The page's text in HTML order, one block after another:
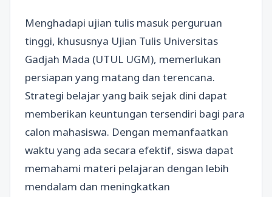
Menghadapi ujian tulis masuk perguruan
tinggi, khususnya Ujian Tulis Universitas
Gadjah Mada (UTUL UGM), memerlukan
persiapan yang matang dan terencana.
Strategi belajar yang baik sejak dini dapat
memberikan keuntungan tersendiri bagi para
calon mahasiswa. Dengan memanfaatkan
waktu yang ada secara efektif, siswa dapat
memahami materi pelajaran dengan lebih
mendalam dan meningkatkan